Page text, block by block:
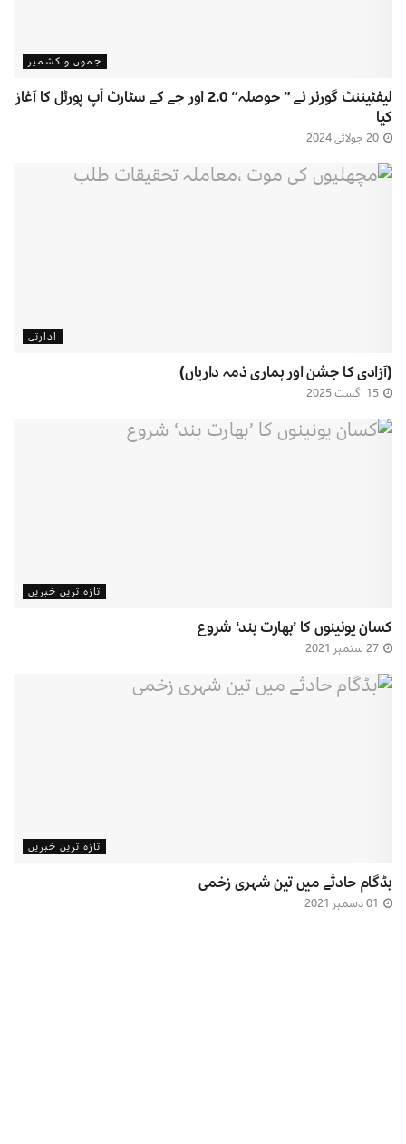
جموں و کشمیر
لیفٹیننٹ گورنر نے ” حوصلہ“ 2.0 اور جے کے سٹارٹ اَپ پورٹل کا آغاز
کیا
ادارتی
(آزادی کا جشن اور ہماری ذمہ داریاں)
تازہ ترین خبریں
کسان یونینوں کا ’بھارت بند‘ شروع
تازہ ترین خبریں
بڈگام حادثے میں تین شہری زخمی